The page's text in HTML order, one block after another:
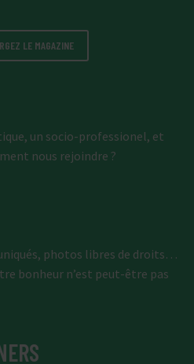
LE MAGAZINE
un socio-professionel, et
nous rejoindre ?
photos libres de droits…
bonheur n’est peut-être pas